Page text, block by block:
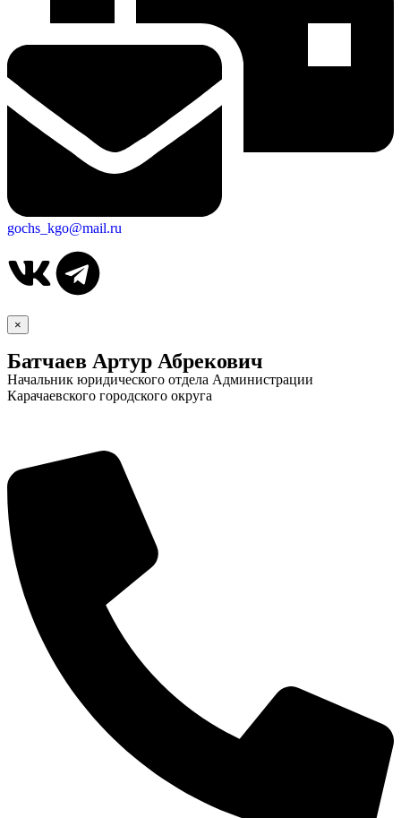
gochs_kgo@mail.ru
×
Батчаев Артур Абрекович
Начальник юридического отдела Администрации
Карачаевского городского округа